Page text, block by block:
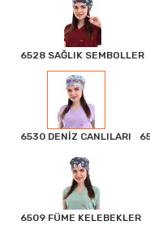
6528 SAĞLIK SEMBOLLER
6530 DENİZ CANLILARI
6509 FÜME KELEBEKLER